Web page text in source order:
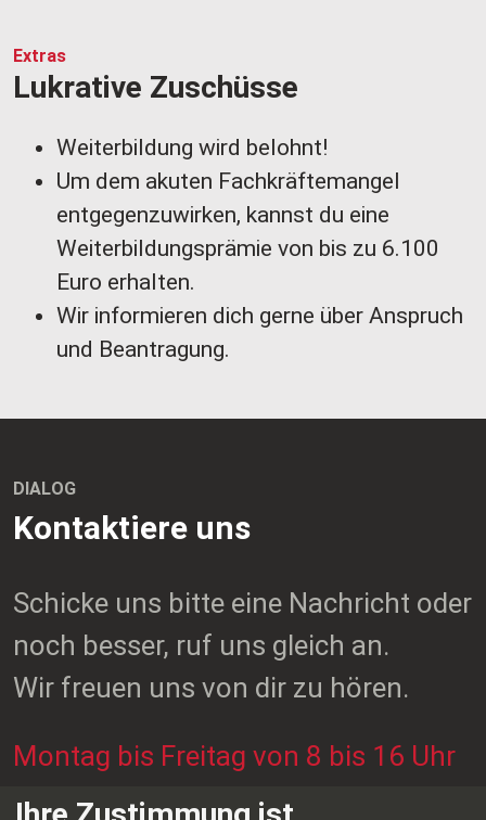
Extras
Lukrative Zuschüsse
Weiterbildung wird belohnt!
Um dem akuten Fachkräftemangel
entgegenzuwirken, kannst du eine
Weiterbildungsprämie von bis zu 6.100
Euro erhalten.
Wir informieren dich gerne über Anspruch
und Beantragung.
DIALOG
Kontaktiere uns
Schicke uns bitte eine Nachricht oder
noch besser, ruf uns gleich an.
Wir freuen uns von dir zu hören.
Montag bis Freitag von 8 bis 16 Uhr